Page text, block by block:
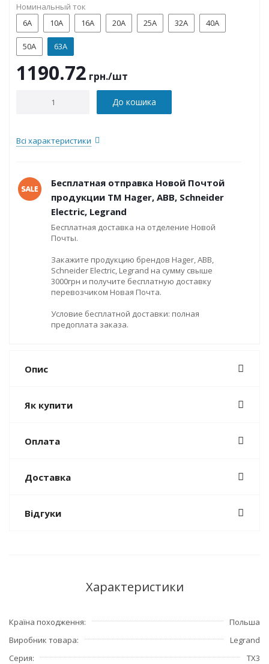
Номинальный ток
6А
10А 16А 20А 25А 32А 40А
50А 63А
1190.72 грн./шт
До кошика
Всі характеристики
Бесплатная отправка Новой Почтой
продукции ТМ Hager, ABB, Schneider
Electric, Legrand
Бесплатная доставка на отделение Новой
Почты.
Закажите продукцию брендов Hager, ABB,
Schneider Electric, Legrand на сумму свыше
3000грн и получите бесплатную доставку
перевозчиком Новая Почта.
Условие бесплатной доставки: полная
предоплата заказа.
Опис
Як купити
Оплата
Доставка
Відгуки
Характеристики
Країна походження
Польша
Виробник товара
Legrand
Серия
TX3